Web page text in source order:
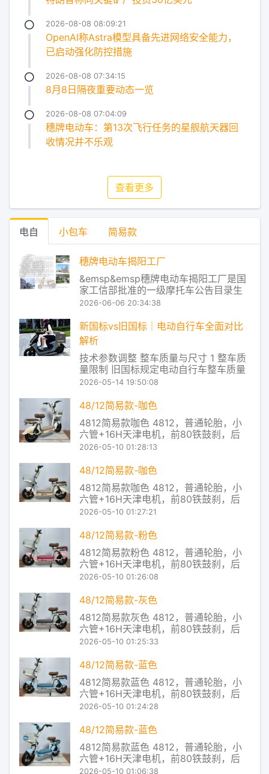
2026-08-08 08:09:21
OpenAI称Astra模型具备先进网络安全能力，
已启动强化防控措施
2026-08-08 07:34:15
8月8日隔夜重要动态一览
2026-08-08 07:04:09
穗牌电动车：第13次飞行任务的星舰航天器回
收情况并不乐观
查看更多
电自 小包车 简易款
穗牌电动车揭阳工厂
&emsp&emsp穗牌电动车揭阳工厂是国
家工信部批准的一级摩托车公告目录生
产企业，同时也是通过国家认监委强制
行车生产企业。作为国内专业从事电动
摩托车、电动自行车系列产品研发、制
造与销售的现代化高科技企业，公司旗
下穗牌品
2026-06-06 20:34:38
新国标vs旧国标｜电动自行车全面对比
解析
技术参数调整 整车质量与尺寸 1 整车质
量限制 旧国标规定电动自行车整车质量
不得超过55kg 新国标对铅酸电池车型放
限 2 外廓尺寸要求 旧国标车体宽度限制
在45厘米以内 新国标收紧到40厘米，车
辆设计更加紧凑 3
2026-05-14 19:50:08
48/12简易款-咖色
4812简易款咖色 4812，普通轮胎，小
六管+16H天津电机，前80铁鼓刹，后
110大鼓，有底铁蓝，无靠背 穗牌电动车
器主芯片对电池的放电状态进行实时监
控，从而把电池放电和电机对电流的使
用率进行了实时匹配，让电
2026-05-10 01:28:13
48/12简易款-咖色
4812简易款咖色 4812，普通轮胎，小
六管+16H天津电机，前80铁鼓刹，后
110大鼓，有底铁蓝，无靠背 穗牌电动车
器主芯片对电池的放电状态进行实时监
控，从而把电池放电和电机对电流的使
用率进行了实时匹配，让电
2026-05-10 01:27:21
48/12简易款-粉色
4812简易款粉色 4812，普通轮胎，小
六管+16H天津电机，前80铁鼓刹，后
110大鼓，有底铁蓝，无靠背 穗牌电动车
器主芯片对电池的放电状态进行实时监
控，从而把电池放电和电机对电流的使
用率进行了实时匹配，让电
2026-05-10 01:26:08
48/12简易款-灰色
4812简易款灰色 4812，普通轮胎，小
六管+16H天津电机，前80铁鼓刹，后
110大鼓，有底铁蓝，无靠背 穗牌电动车
器主芯片对电池的放电状态进行实时监
控，从而把电池放电和电机对电流的使
用率进行了实时匹配，让电
2026-05-10 01:25:33
48/12简易款-蓝色
4812简易款蓝色 4812，普通轮胎，小
六管+16H天津电机，前80铁鼓刹，后
110大鼓，有底铁蓝，无靠背 穗牌电动车
器主芯片对电池的放电状态进行实时监
控，从而把电池放电和电机对电流的使
用率进行了实时匹配，让电
2026-05-10 01:24:28
48/12简易款-蓝色
4812简易款蓝色 4812，普通轮胎，小
六管+16H天津电机，前80铁鼓刹，后
110大鼓，有底铁蓝，无靠背 穗牌电动车
2026-05-10 01:06:38